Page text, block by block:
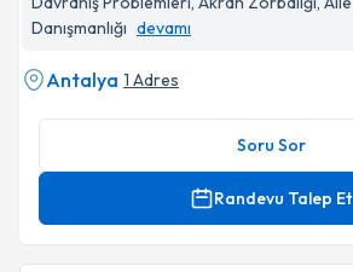
Danışmanlığı devamı
Antalya 1 Adres
Soru Sor
Randevu Talep Et